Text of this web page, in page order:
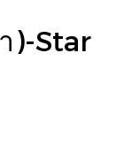
)-Star